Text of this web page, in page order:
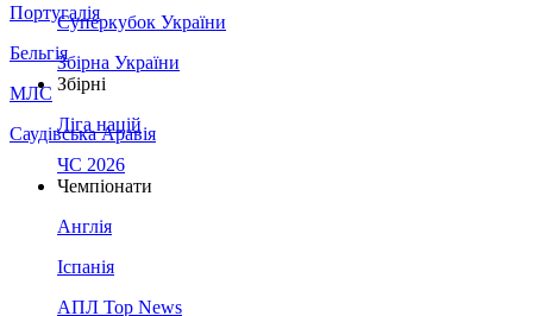
Португалія
Бельгія
МЛС
Саудівська Аравія
Суперкубок України
Збірна України
Збірні
Ліга націй
ЧС 2026
Чемпіонати
Англія
Іспанія
АПЛ Top News